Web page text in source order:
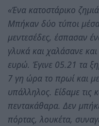
«Ένα κατοστάρικο
Μπήκαν δύο τύποι
μεντεσέδες, έσπασαν
γλυκά και χαλάσανε
ευρώ. Έγινε 05.21 τα
7 γη ώρα το πρωί και
υπάλληλος. Είδαμε τις
πεντακάθαρα. Δεν
πόρτας, λουκέτα,